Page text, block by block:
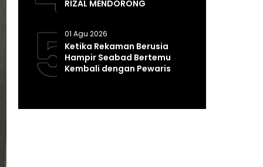
RIZAL MENDORONG
INTELIJEN NEGARA
501 Agu 2026
Ketika Rekaman Berusia
Hampir Seabad Bertemu
Kembali dengan Pewaris